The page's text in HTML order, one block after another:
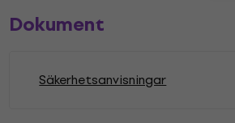
Dokument
Säkerhetsanvisningar